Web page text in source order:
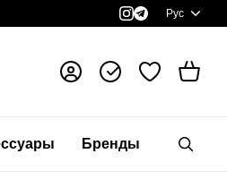
Рус
Бренды